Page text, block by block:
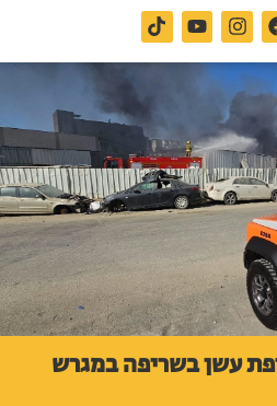
עשן בשריפה במגרש